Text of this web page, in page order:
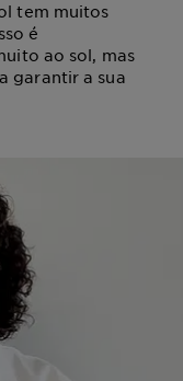
tem muitos
é
ao sol, mas
garantir a sua